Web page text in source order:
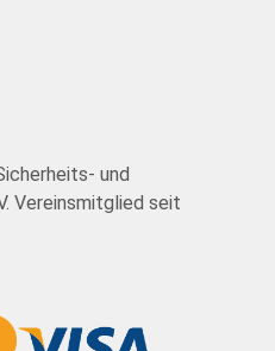
und
Vereinsmitglied seit